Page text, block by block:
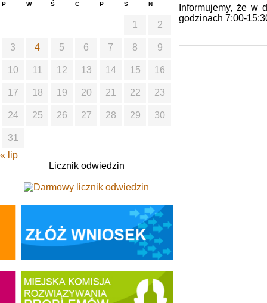
Informujemy, że w
godzinach 7:00-
P W Ś C P S N
1 2
3 4 5 6 7 8 9
10 11 12 13 14 15 16
17 18 19 20 21 22 23
24 25 26 27 28 29 30
31
« lip
Licznik odwiedzin